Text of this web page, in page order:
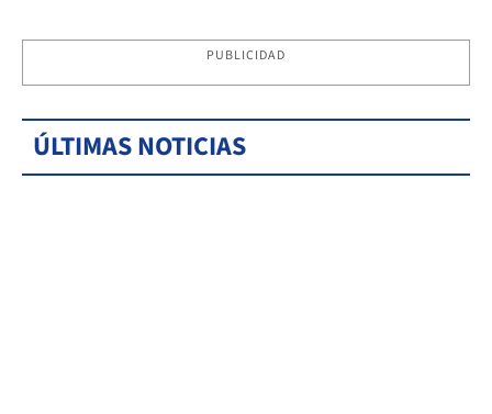
PUBLICIDAD
ÚLTIMAS NOTICIAS